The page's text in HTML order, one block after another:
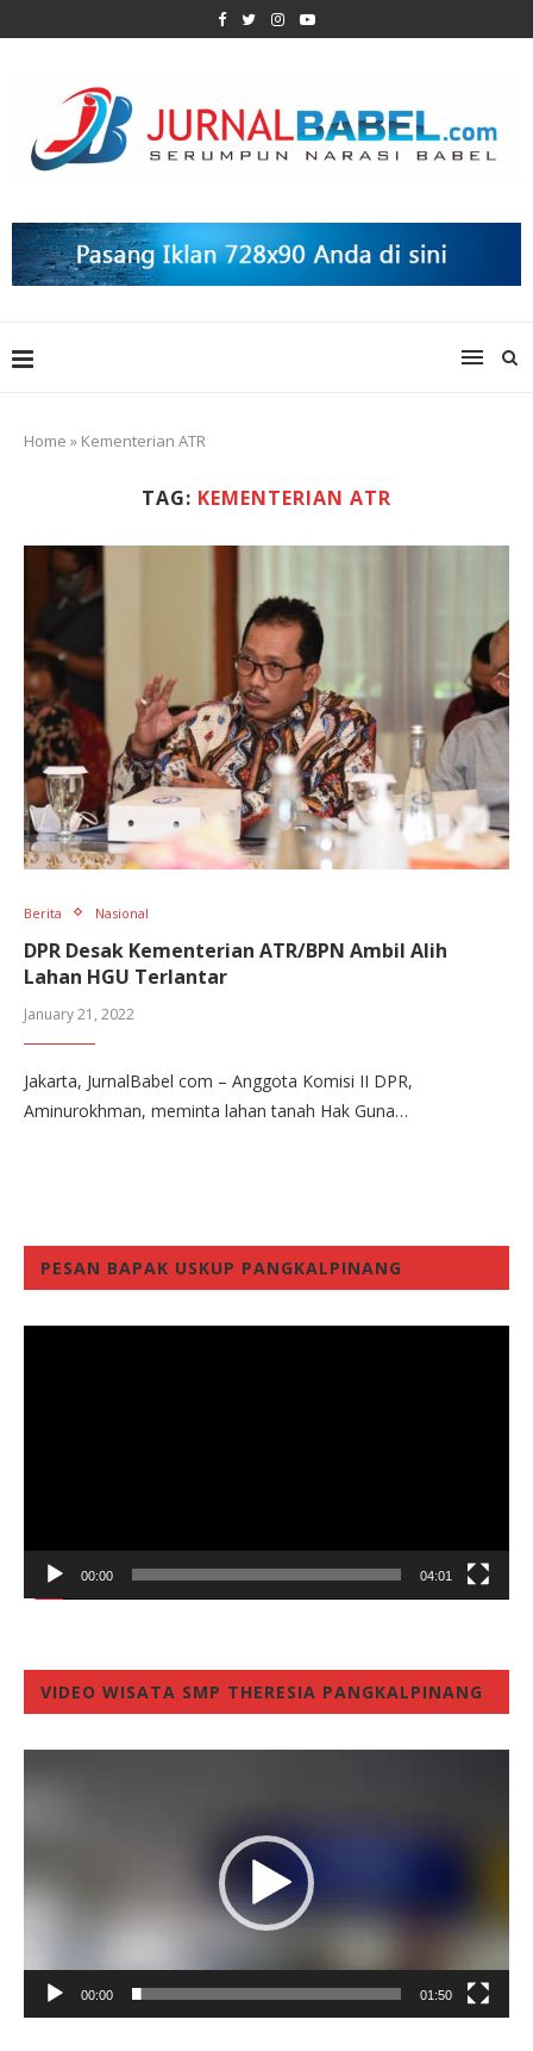
Home » Kementerian ATR
TAG: KEMENTERIAN ATR
Berita Nasional
DPR Desak Kementerian ATR/BPN Ambil Alih
Lahan HGU Terlantar
January 21, 2022
Jakarta, JurnalBabel com – Anggota Komisi II DPR,
Aminurokhman, meminta lahan tanah Hak Guna…
PESAN BAPAK USKUP PANGKALPINANG
00:00 04:01
VIDEO WISATA SMP THERESIA PANGKALPINANG
00:00 01:50